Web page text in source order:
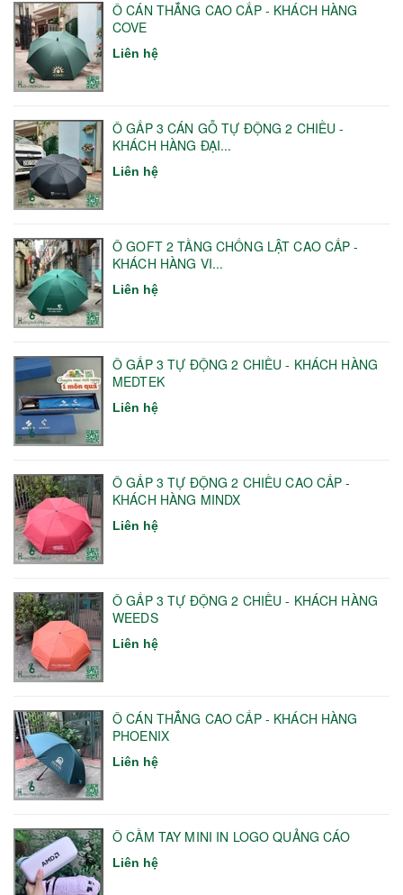
Ô CÁN THẲNG CAO CẤP - KHÁCH HÀNG
COVE
Liên hệ
Ô GẤP 3 CÁN GỖ TỰ ĐỘNG 2 CHIỀU -
KHÁCH HÀNG ĐẠI...
Liên hệ
Ô GOFT 2 TẦNG CHỐNG LẬT CAO CẤP -
KHÁCH HÀNG VI...
Liên hệ
Ô GẤP 3 TỰ ĐỘNG 2 CHIỀU - KHÁCH HÀNG
MEDTEK
Liên hệ
Ô GẤP 3 TỰ ĐỘNG 2 CHIỀU CAO CẤP -
KHÁCH HÀNG MINDX
Liên hệ
Ô GẤP 3 TỰ ĐỘNG 2 CHIỀU - KHÁCH HÀNG
WEEDS
Liên hệ
Ô CÁN THẲNG CAO CẤP - KHÁCH HÀNG
PHOENIX
Liên hệ
Ô CẦM TAY MINI IN LOGO QUẢNG CÁO
Liên hệ